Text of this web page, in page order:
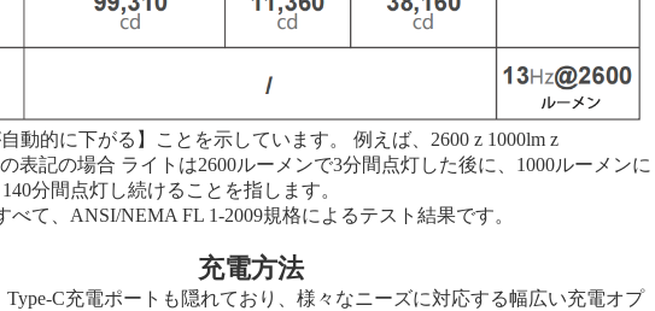
動的に下がる】ことを示しています。 例えば、2600 z 1000lm z
の表記の場合 ライトは2600ルーメンで3分間点灯した後に、1000ルーメンに
分間点灯し続けることを指します。
べて、ANSI/NEMA FL 1-2009規格によるテスト結果です。
充電方法
C充電ポートも隠れており、様々なニーズに対応する幅広い充電オプ